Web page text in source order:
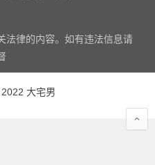
法律的内容。如有违法信息请
大宅男